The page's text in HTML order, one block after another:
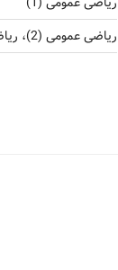
ریاضی عمومی (2)، ریاضی کاربردی